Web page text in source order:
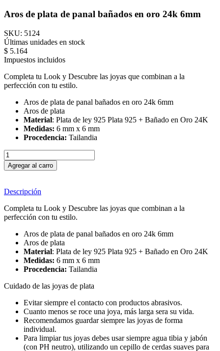
Aros de plata de panal bañados en oro 24k 6mm
SKU: 5124
Últimas unidades en stock
$ 5.164
Impuestos incluidos
Completa tu Look y Descubre las joyas que combinan a la
perfección con tu estilo.
Aros de plata de panal bañados en oro 24k 6mm
Aros de plata
Material: Plata de ley 925 Plata 925 + Bañado en Oro 24K
Medidas: 6 mm x 6 mm
Procedencia: Tailandia
Agregar al carro
Descripción
Completa tu Look y Descubre las joyas que combinan a la
perfección con tu estilo.
Aros de plata de panal bañados en oro 24k 6mm
Aros de plata
Material: Plata de ley 925 Plata 925 + Bañado en Oro 24K
Medidas: 6 mm x 6 mm
Procedencia: Tailandia
Cuidado de las joyas de plata
Evitar siempre el contacto con productos abrasivos.
Cuanto menos se roce una joya, más larga sera su vida.
Recomendamos guardar siempre las joyas de forma
individual.
Para limpiar tus joyas debes usar siempre agua tibia y jabón
(con PH neutro), utilizando un cepillo de cerdas suaves para